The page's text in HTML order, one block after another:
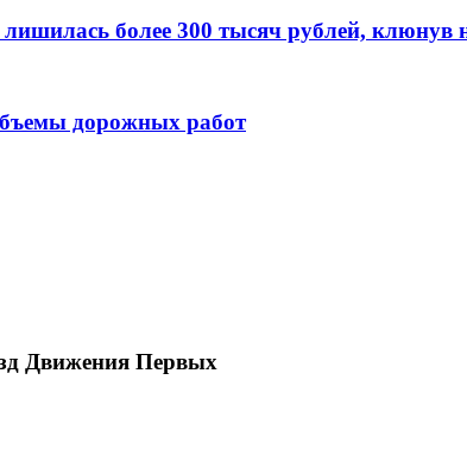
лишилась более 300 тысяч рублей,
дорожных работ
Движения Первых